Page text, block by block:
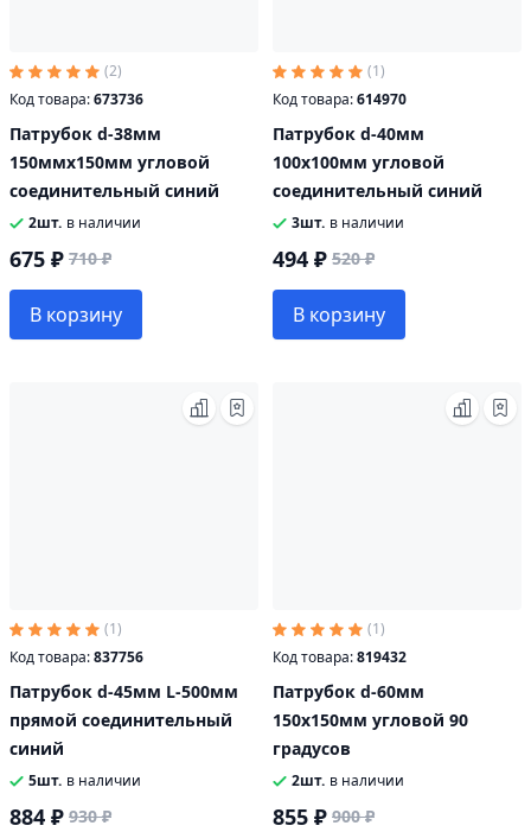
(2)
Код товара:673736
Патрубок d-38мм
150ммх150мм угловой
соединительный синий
2шт. в наличии
675 ₽ 710 ₽
В корзину
(1)
Код товара:614970
Патрубок d-40мм
100х100мм угловой
соединительный синий
3шт. в наличии
494 ₽ 520 ₽
В корзину
(1)
Код товара:837756
Патрубок d-45мм L-500мм
прямой соединительный
синий
5шт. в наличии
884 ₽ 930 ₽
(1)
Код товара:819432
Патрубок d-60мм
150х150мм угловой 90
градусов
2шт. в наличии
855 ₽ 900 ₽